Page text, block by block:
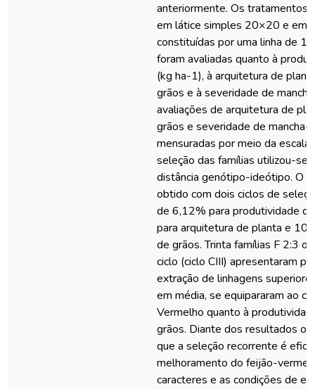
anteriormente. Os tratamentos
em látice simples 20×20 e em
constituídas por uma linha de 1
foram avaliadas quanto à
(kg ha-1), à arquitetura de
grãos e à severidade de
avaliações de arquitetura de
grãos e severidade de mancha-
mensuradas por meio da escala
seleção das famílias utilizou-se
distância genótipo-ideótipo. O
obtido com dois ciclos de
de 6,12% para produtividade
para arquitetura de planta e
de grãos. Trinta famílias F 2:3
ciclo (ciclo CIII) apresentaram
extração de linhagens
em média, se equipararam ao
Vermelho quanto à
grãos. Diante dos resultados
que a seleção recorrente é
melhoramento do feijão-
caracteres e as condições de